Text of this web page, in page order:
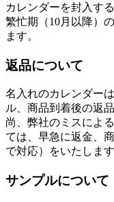
カレンダーを封入す
繁忙期（10月以降）
ます。
返品について
名入れのカレンダー
ル、商品到着後の返
尚、弊社のミスによ
ては、早急に返金、
で対応）をいたします
サンプルについて